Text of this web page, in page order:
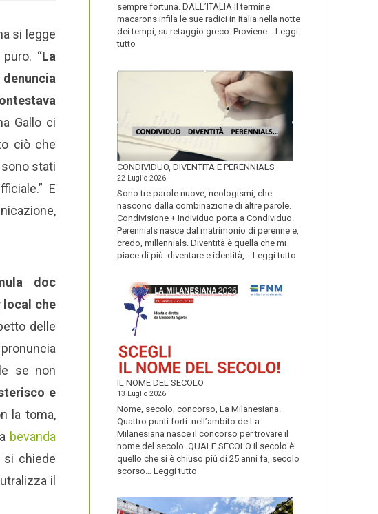
si legge
“La
Gallo ci
ciò che
stati
E
doc
local che
delle
se non
e
la toma,
bevanda
si chiede
il
sempre fortuna. DALL’ITALIA Il termine
macarons infila le sue radici in Italia nella notte
dei tempi, su retaggio greco. Proviene… Leggi
tutto
CONDIVIDUO, DIVENTITÀ E PERENNIALS
22 Luglio 2026
Sono tre parole nuove, neologismi, che
nascono dalla combinazione di altre parole.
Condivisione + Individuo porta a Condividuo.
Perennials nasce dal matrimonio di perenne e,
credo, millennials. Diventità è quella che mi
piace di più: diventare e identità,… Leggi tutto
IL NOME DEL SECOLO
13 Luglio 2026
Nome, secolo, concorso, La Milanesiana.
Quattro punti forti: nell’ambito de La
Milanesiana nasce il concorso per trovare il
nome del secolo. QUALE SECOLO Il secolo è
quello che si è chiuso più di 25 anni fa, secolo
scorso… Leggi tutto
NOME
DEL